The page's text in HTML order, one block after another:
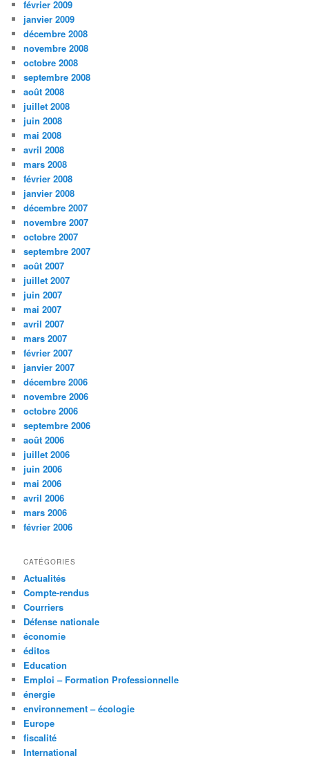
février 2009
janvier 2009
décembre 2008
novembre 2008
octobre 2008
septembre 2008
août 2008
juillet 2008
juin 2008
mai 2008
avril 2008
mars 2008
février 2008
janvier 2008
décembre 2007
novembre 2007
octobre 2007
septembre 2007
août 2007
juillet 2007
juin 2007
mai 2007
avril 2007
mars 2007
février 2007
janvier 2007
décembre 2006
novembre 2006
octobre 2006
septembre 2006
août 2006
juillet 2006
juin 2006
mai 2006
avril 2006
mars 2006
février 2006
CATÉGORIES
Actualités
Compte-rendus
Courriers
Défense nationale
économie
éditos
Education
Emploi – Formation Professionnelle
énergie
environnement – écologie
Europe
fiscalité
International